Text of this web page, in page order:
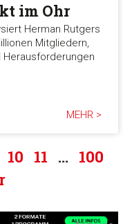
im Ohr
Herman Rutgers
Mitgliedern,
Herausforderungen
MEHR >
10 11 … 100